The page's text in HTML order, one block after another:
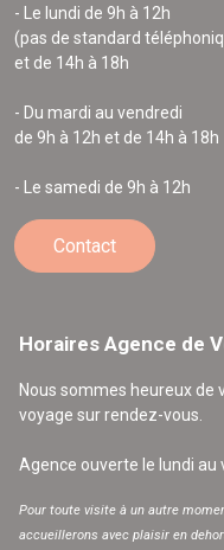
- Le lundi de 9h à 12h
(pas de standard
et de 14h à 18h
- Du mardi au vendredi
de 9h à 12h et de 14h à 18h
- Le samedi de 9h à 12h
Contact
Horaires Agence de
Nous sommes heureux de
voyage sur rendez-vous.
Agence ouverte le lundi au
Pour toute visite à un autre
accueillerons avec plaisir en